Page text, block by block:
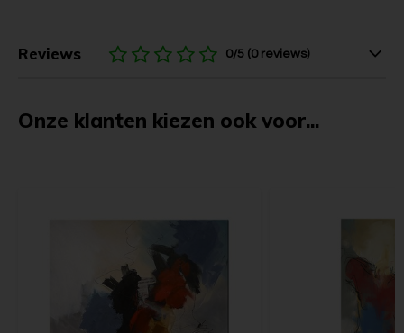
Reviews 0/5 (0 reviews)
Onze klanten kiezen ook voor...